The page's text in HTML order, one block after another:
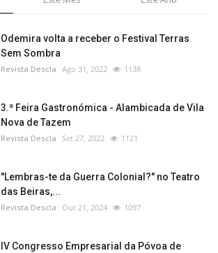
Odemira volta a receber o Festival Terras
Sem Sombra
Revista Descla Ago 31, 2022 1138
3.ª Feira Gastronómica - Alambicada de Vila
Nova de Tazem
Revista Descla Set 27, 2022 1121
"Lembras-te da Guerra Colonial?" no Teatro
das Beiras,...
Revista Descla Out 21, 2024 1097
IV Congresso Empresarial da Póvoa de